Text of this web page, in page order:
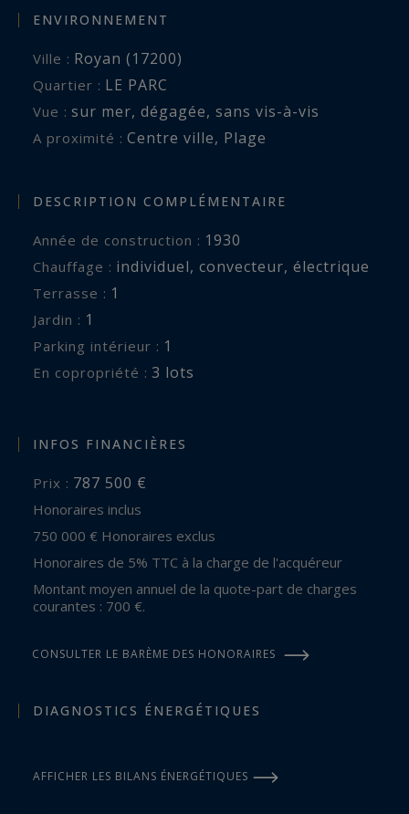
ENVIRONNEMENT
Ville : Royan (17200)
Quartier : LE PARC
Vue : sur mer, dégagée, sans vis-à-vis
A proximité : Centre ville, Plage
DESCRIPTION COMPLÉMENTAIRE
Année de construction : 1930
Chauffage : individuel, convecteur, électrique
terrasse : 1
jardin : 1
parking intérieur : 1
En copropriété : 3 lots
INFOS FINANCIÈRES
Prix : 787 500 €
Honoraires inclus
750 000 € Honoraires exclus
Honoraires de 5% TTC à la charge de l'acquéreur
Montant moyen annuel de la quote-part de charges
courantes : 700 €.
CONSULTER LE BARÈME DES HONORAIRES
DIAGNOSTICS ÉNERGÉTIQUES
AFFICHER LES BILANS ÉNERGÉTIQUES